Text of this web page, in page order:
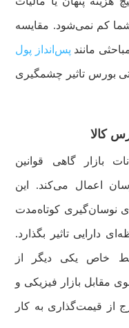
کم نمی‌شود. مقایسه
مانند پس‌انداز پول
بورس تاثیر چشمگیری
کالا
بازار گاهی قوانین
اعمال می‌کند. این
نوسان‌گیری کوتاه‌مدت
دارایی تاثیر بگذارد.
خاص یکی دیگر از
مقابل بازار فیزیکی و
از قیمت‌گذاری به کار